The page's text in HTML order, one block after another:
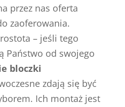
przez nas oferta
zaoferowania.
– jeśli tego
Państwo od swojego
bloczki
zdają się być
Ich montaż jest